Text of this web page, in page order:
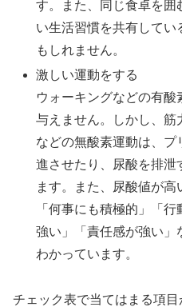
す。また、同じ食卓を囲
い生活習慣を共有して
もしれません。
激しい運動をする
ウォーキングなどの有
与えません。しかし、筋
などの無酸素運動は、
進させたり、尿酸を排泄
ます。また、尿酸値が高
「何事にも積極的」「
強い」「責任感が強い」
わかっています。
チェック表で当てはまる項